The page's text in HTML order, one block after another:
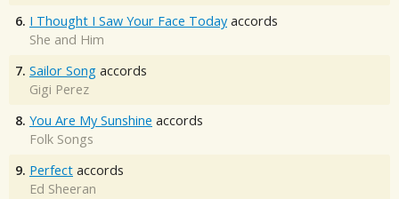
6. I Thought I Saw Your Face Today accords
She and Him
7. Sailor Song accords
Gigi Perez
8. You Are My Sunshine accords
Folk Songs
9. Perfect accords
Ed Sheeran